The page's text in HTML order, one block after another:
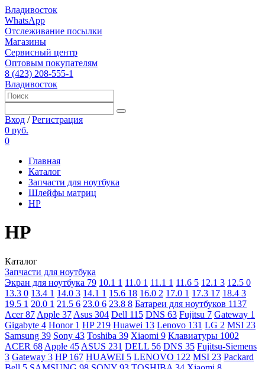
Владивосток
WhatsApp
Отслеживание посылки
Магазины
Сервисный центр
Оптовым покупателям
8 (423) 208-555-1
Владивосток
Вход /Регистрация
0 руб.
0
Главная
Каталог
Запчасти для ноутбука
Шлейфы матриц
HP
HP
Каталог
Запчасти для ноутбука
Экран для ноутбука 79 10.1 1 11.0 1 11.1 1 11.6 5 12.1 3 12.5 0
13.3 0 13.4 1 14.0 3 14.1 1 15.6 18 16.0 2 17.0 1 17.3 17 18.4 3
19.5 1 20.0 1 21.5 6 23.0 6 23.8 8 Батареи для ноутбуков 1137
Acer87 Apple 37 Asus 304 Dell 115 DNS 63 Fujitsu 7 Gateway 1
Gigabyte 4 Honor 1 HP 219 Huawei 13 Lenovo 131 LG 2 MSI 23
Samsung 39 Sony 43 Toshiba 39 Xiaomi 9 Клавиатуры 1002
ACER 68 Apple 45 ASUS 231 DELL 56 DNS 35 Fujitsu-Siemens
3 Gateway 3 HP 167 HUAWEI 5 LENOVO 122 MSI 23 Packard